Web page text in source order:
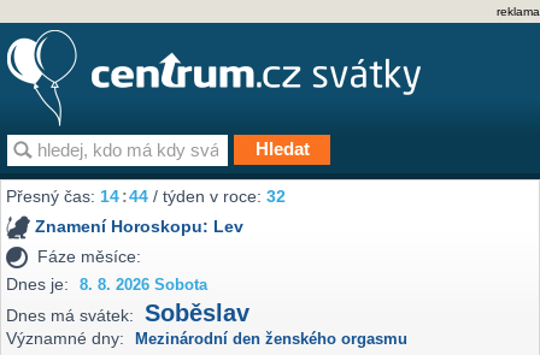
reklama
Přesný čas:14:44 / týden v roce:32
Znamení Horoskopu: Lev
Fáze měsíce:
Dnes je:
8. 8. 2026 Sobota
Dnes má svátek: Soběslav
Významné dny: Mezinárodní den ženského orgasmu